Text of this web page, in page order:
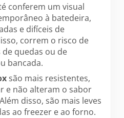
conferem um visual
à batedeira,
e difíceis de
correm o risco de
quedas ou de
bancada.
são mais resistentes,
e não alteram o sabor
disso, são mais leves
ao freezer e ao forno.